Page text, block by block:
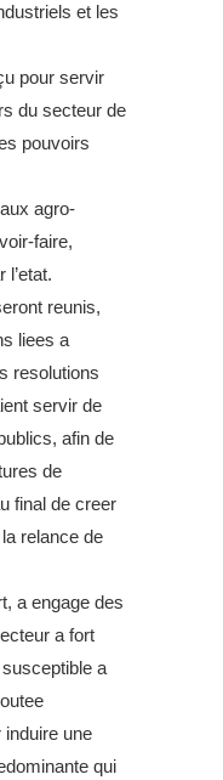
et les
pour servir
du secteur de
pouvoirs
agro-
faire,
l’etat.
reunis,
liees a
resolutions
servir de
afin de
de
final de creer
relance de
a engage des
a fort
a
une
qui